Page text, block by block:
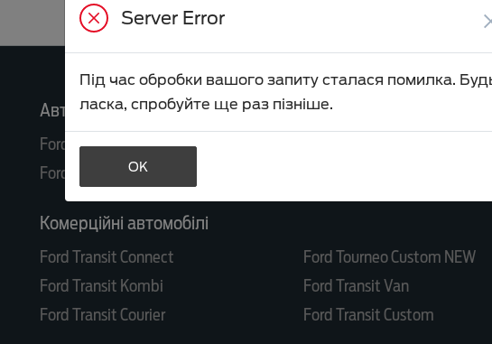
Автомобілі
Ford Ranger
Ford Kuga
Комерційні автомобілі
Ford Transit Connect Ford Tourneo Custom NEW
Ford Transit Kombi
Ford Transit Van
Ford Transit Courier
Ford Transit Custom
Server Error
Під час обробки вашого запиту сталася помилка.
ласка, спробуйте ще раз пізніше.
OK